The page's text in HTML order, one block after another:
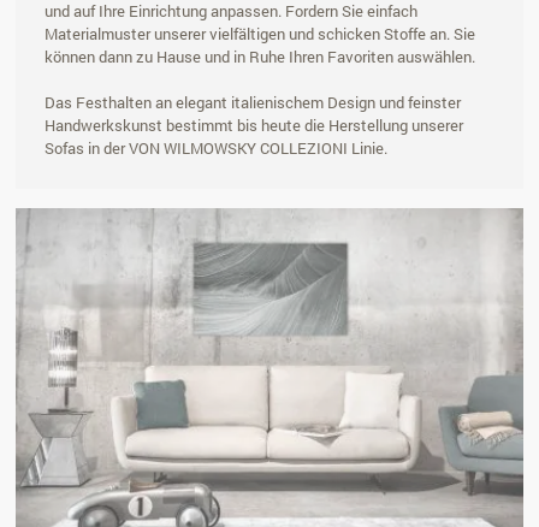
und auf Ihre Einrichtung anpassen. Fordern Sie einfach
Materialmuster unserer vielfältigen und schicken Stoffe an. Sie
können dann zu Hause und in Ruhe Ihren Favoriten auswählen.
Das Festhalten an elegant italienischem Design und feinster
Handwerkskunst bestimmt bis heute die Herstellung unserer
Sofas in der VON WILMOWSKY COLLEZIONI Linie.